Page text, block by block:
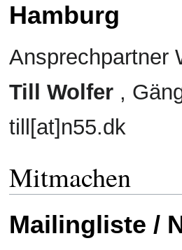
Hamburg
Ansprechpartner
Till Wolfer ,
till[at]n55.dk
Mitmachen
Mailingliste /